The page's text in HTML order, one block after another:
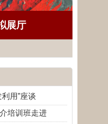
展厅
用”座谈
培训班走进